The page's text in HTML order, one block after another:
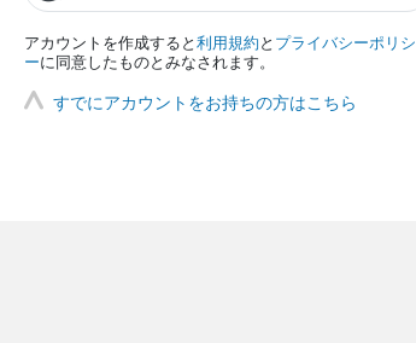
アカウントを作成すると 利用規約 と プライバシーポリシ
ーに同意したものとみなされます。
すでにアカウントをお持ちの方はこちら